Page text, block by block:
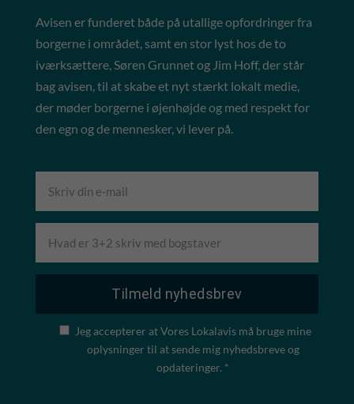
Avisen er funderet både på utallige opfordringer fra
borgerne i området, samt en stor lyst hos de to
iværksættere, Søren Grunnet og Jim Hoff, der står
bag avisen, til at skabe et nyt stærkt lokalt medie,
der møder borgerne i øjenhøjde og med respekt for
den egn og de mennesker, vi lever på.
Jeg accepterer at Vores Lokalavis må bruge mine
oplysninger til at sende mig nyhedsbreve og
opdateringer. *